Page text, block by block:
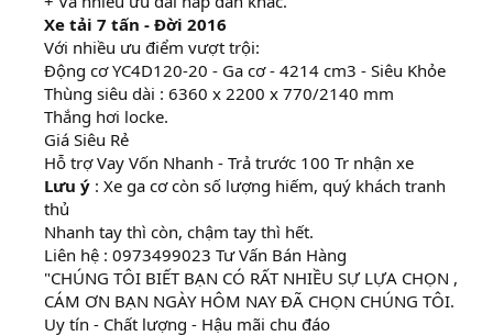
Xe tải 7 tấn - Đời 2016
Với nhiều ưu điểm vượt trội:
Động cơ YC4D120-20 - Ga cơ - 4214 cm3 - Siêu Khỏe
Thùng siêu dài : 6360 x 2200 x 770/2140 mm
Thắng hơi locke.
Giá Siêu Rẻ
Hỗ trợ Vay Vốn Nhanh - Trả trước 100 Tr nhận xe
Lưu ý : Xe ga cơ còn số lượng hiếm, quý khách tranh
thủ
Nhanh tay thì còn, chậm tay thì hết.
Liên hệ : 0973499023 Tư Vấn Bán Hàng
"CHÚNG TÔI BIẾT BẠN CÓ RẤT NHIỀU SỰ LỰA CHỌN ,
CÁM ƠN BẠN NGÀY HÔM NAY ĐÃ CHỌN CHÚNG TÔI.
Uy tín - Chất lượng - Hậu mãi chu đáo